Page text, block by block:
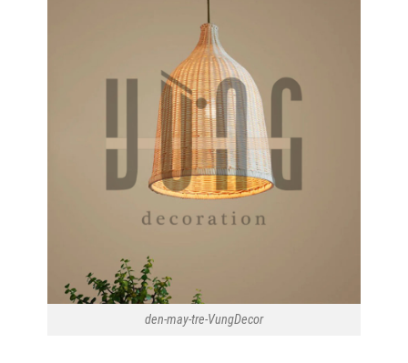
den-may-tre-VungDecor